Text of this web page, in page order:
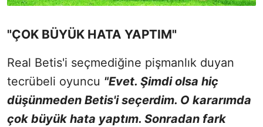
"ÇOK BÜYÜK HATA YAPTIM"
Real Betis'i seçmediğine pişmanlık duyan
tecrübeli oyuncu "Evet. Şimdi olsa hiç
düşünmeden Betis'i seçerdim. O kararımda
çok büyük hata yaptım. Sonradan fark